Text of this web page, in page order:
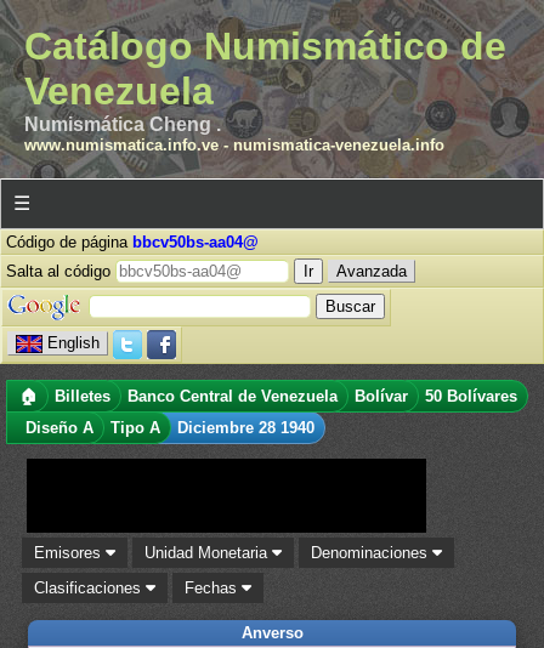
Catálogo Numismático de
Venezuela
Numismática Cheng .
www.numismatica.info.ve- numismatica-venezuela.info
☰
Código de página bbcv50bs-aa04@
Salta al código
Avanzada
English
🏠 Billetes Banco Central de Venezuela Bolívar
50 Bolívares
Diseño A
Tipo A Diciembre 28 1940
Emisores Unidad Monetaria
Denominaciones
Clasificaciones
Fechas
Anverso